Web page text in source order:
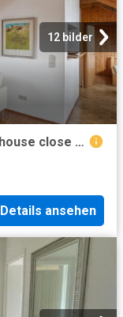
12 bilder
Very quiet, cosy attic flat in a small house close to the underground
Details ansehen